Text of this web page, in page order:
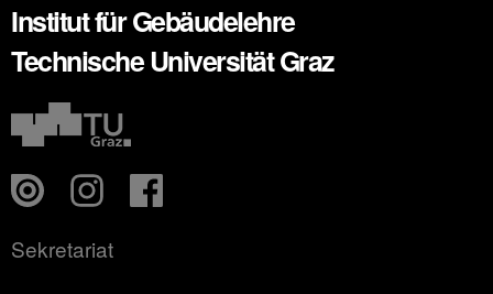
Institut für Gebäudelehre
Technische Universität Graz
Sekretariat